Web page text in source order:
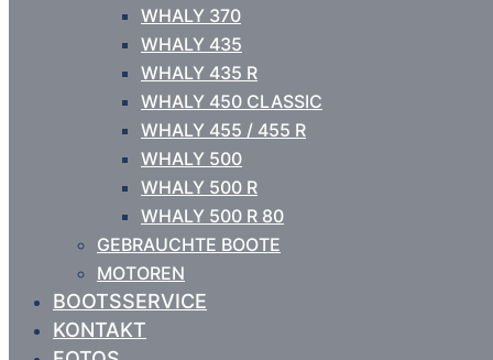
WHALY 370
WHALY 435
WHALY 435 R
WHALY 450 CLASSIC
WHALY 455 / 455 R
WHALY 500
WHALY 500 R
WHALY 500 R 80
GEBRAUCHTE BOOTE
MOTOREN
BOOTSSERVICE
KONTAKT